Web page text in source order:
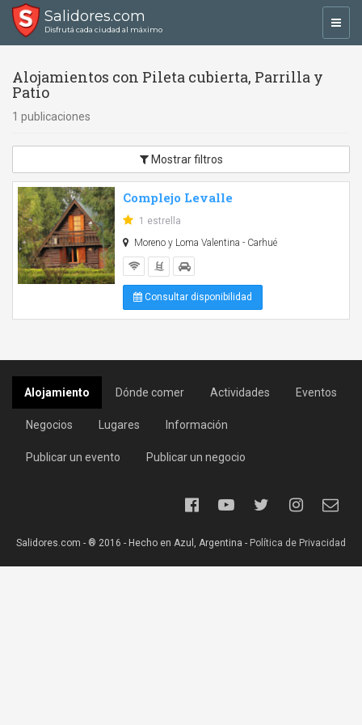
Salidores.com
Disfrutá cada ciudad al máximo
Alojamientos con Pileta cubierta, Parrilla y
Patio
1 publicaciones
Mostrar filtros
Complejo Levalle
1 estrella
Moreno y Loma Valentina - Carhué
Consultar disponibilidad
Alojamiento Dónde comer Actividades Eventos
Negocios Lugares Información
Publicar un evento Publicar un negocio
Salidores.com - ® 2016 - Hecho en Azul, Argentina - Política de Privacidad